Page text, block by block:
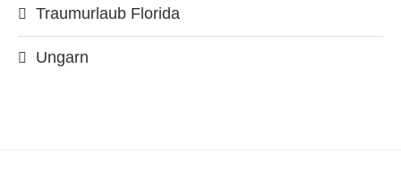
Traumurlaub Florida
Ungarn